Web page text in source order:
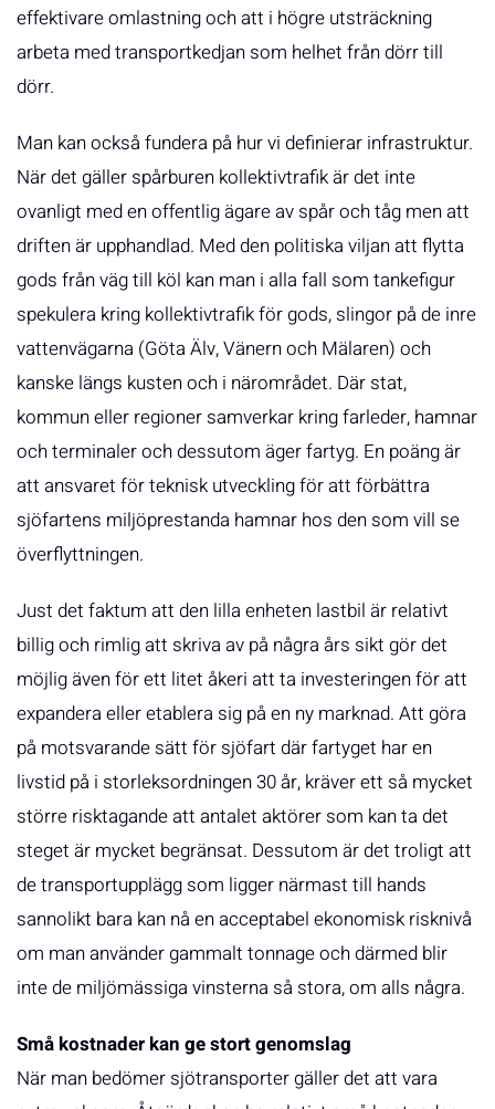
effektivare omlastning och att i högre utsträckning
arbeta med transportkedjan som helhet från dörr till
dörr.
Man kan också fundera på hur vi definierar infrastruktur.
När det gäller spårburen kollektivtrafik är det inte
ovanligt med en offentlig ägare av spår och tåg men att
driften är upphandlad. Med den politiska viljan att flytta
gods från väg till köl kan man i alla fall som tankefigur
spekulera kring kollektivtrafik för gods, slingor på de inre
vattenvägarna (Göta Älv, Vänern och Mälaren) och
kanske längs kusten och i närområdet. Där stat,
kommun eller regioner samverkar kring farleder, hamnar
och terminaler och dessutom äger fartyg. En poäng är
att ansvaret för teknisk utveckling för att förbättra
sjöfartens miljöprestanda hamnar hos den som vill se
överflyttningen.
Just det faktum att den lilla enheten lastbil är relativt
billig och rimlig att skriva av på några års sikt gör det
möjlig även för ett litet åkeri att ta investeringen för att
expandera eller etablera sig på en ny marknad. Att göra
på motsvarande sätt för sjöfart där fartyget har en
livstid på i storleksordningen 30 år, kräver ett så mycket
större risktagande att antalet aktörer som kan ta det
steget är mycket begränsat. Dessutom är det troligt att
de transportupplägg som ligger närmast till hands
sannolikt bara kan nå en acceptabel ekonomisk risknivå
om man använder gammalt tonnage och därmed blir
inte de miljömässiga vinsterna så stora, om alls några.
Små kostnader kan ge stort genomslag
När man bedömer sjötransporter gäller det att vara